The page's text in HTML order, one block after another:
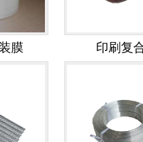
膜 印刷复